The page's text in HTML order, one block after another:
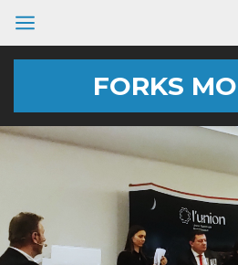
FORKS